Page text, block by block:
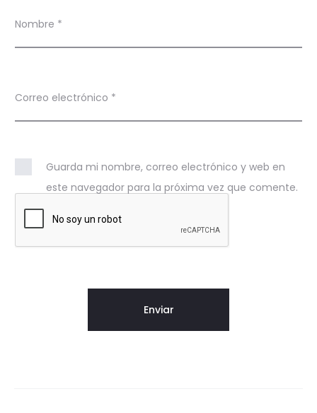
Nombre *
Correo electrónico *
Guarda mi nombre, correo electrónico y web en
este navegador para la próxima vez que comente.